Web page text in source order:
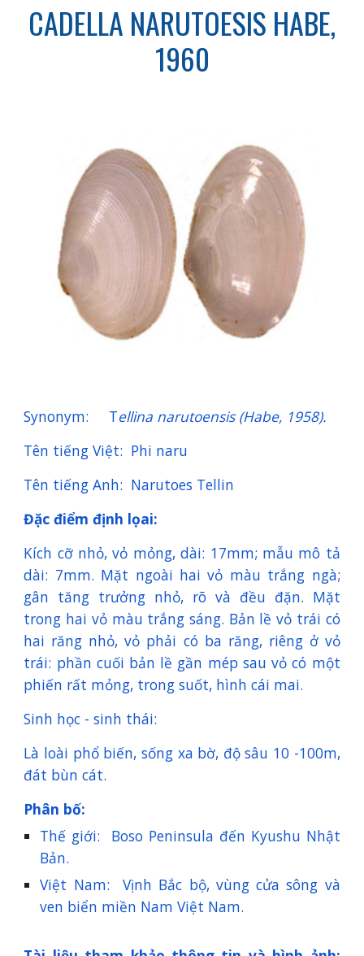
CADELLA NARUTOESIS HABE,
1960
Synonym: Tellina narutoensis (Habe, 1958).
Tên tiếng Việt: Phi naru
Tên tiếng Anh: Narutoes Tellin
Đặc điểm định lọai:
Kích cỡ nhỏ, vỏ mỏng, dài: 17mm; mẫu mô tả
dài: 7mm. Mặt ngoài hai vỏ màu trắng ngà;
gân tăng trưởng nhỏ, rõ và đều đặn. Mặt
trong hai vỏ màu trắng sáng. Bản lề vỏ trái có
hai răng nhỏ, vỏ phải có ba răng, riêng ở vỏ
trái: phần cuối bản lề gần mép sau vỏ có một
phiến rất mỏng, trong suốt, hình cái mai.
Sinh học - sinh thái:
Là loài phổ biến, sống xa bờ, độ sâu 10 -100m,
đát bùn cát.
Phân bố:
Thế giới: Boso Peninsula đến Kyushu Nhật
Bản.
Việt Nam: Vịnh Bắc bộ, vùng cửa sông và
ven biển miền Nam Việt Nam.